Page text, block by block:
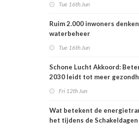
Tue 16th Jun
Ruim 2.000 inwoners
waterbeheer
Tue 16th Jun
Schone Lucht Akkoord:
2030 leidt tot meer
Fri 12th Jun
Wat betekent de
het tijdens de Schakeldagen